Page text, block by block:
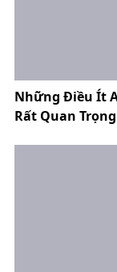
Những Điều Ít
Rất Quan Trọng